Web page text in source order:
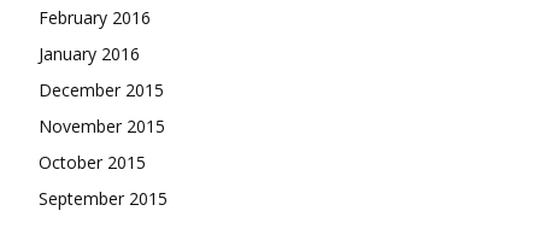
February 2016
January 2016
December 2015
November 2015
October 2015
September 2015